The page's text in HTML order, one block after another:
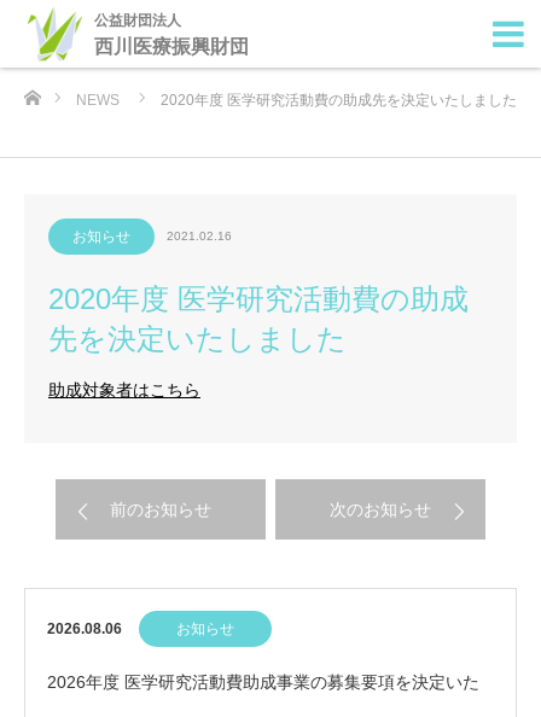
公益財団法人
西川医療振興財団
ホームNEWS 2020年度 医学研究活動費の助成先を決定いたしました
お知らせ 2021.02.16
2020年度 医学研究活動費の助成
先を決定いたしました
助成対象者はこちら
前のお知らせ 次のお知らせ
2026.08.06 お知らせ
2026年度 医学研究活動費助成事業の募集要項を決定いた